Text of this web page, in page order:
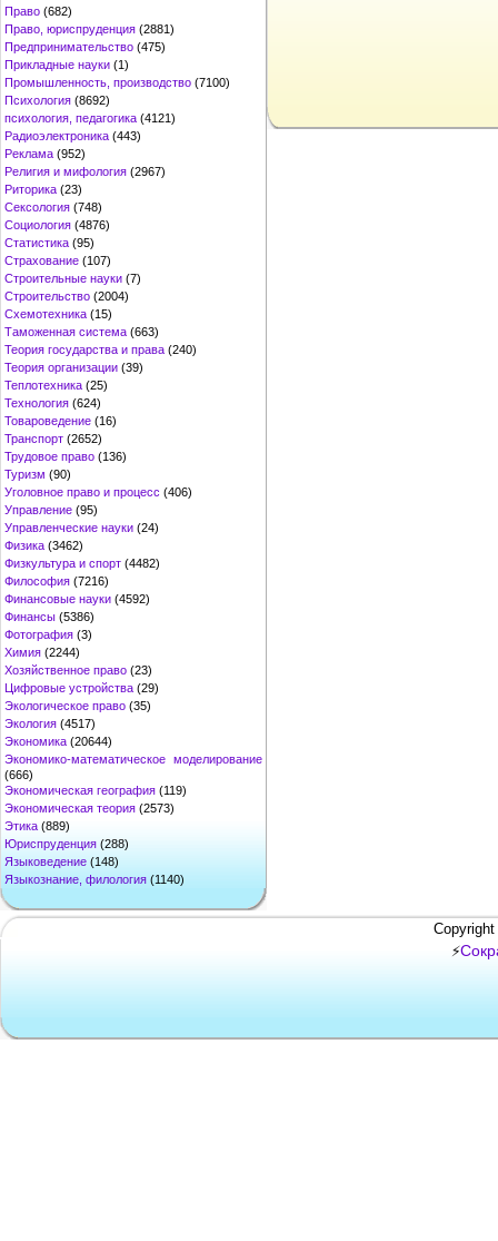
Право (682)
Право, юриспруденция (2881)
Предпринимательство (475)
Прикладные науки (1)
Промышленность, производство (7100)
Психология (8692)
психология, педагогика (4121)
Радиоэлектроника (443)
Реклама (952)
Религия и мифология (2967)
Риторика (23)
Сексология (748)
Социология (4876)
Статистика (95)
Страхование (107)
Строительные науки (7)
Строительство (2004)
Схемотехника (15)
Таможенная система (663)
Теория государства и права (240)
Теория организации (39)
Теплотехника (25)
Технология (624)
Товароведение (16)
Транспорт (2652)
Трудовое право (136)
Туризм (90)
Уголовное право и процесс (406)
Управление (95)
Управленческие науки (24)
Физика (3462)
Физкультура и спорт (4482)
Философия (7216)
Финансовые науки (4592)
Финансы (5386)
Фотография (3)
Химия (2244)
Хозяйственное право (23)
Цифровые устройства (29)
Экологическое право (35)
Экология (4517)
Экономика (20644)
Экономико-математическое моделирование
(666)
Экономическая география (119)
Экономическая теория (2573)
Этика (889)
Юриспруденция (288)
Языковедение (148)
Языкознание, филология (1140)
⚡